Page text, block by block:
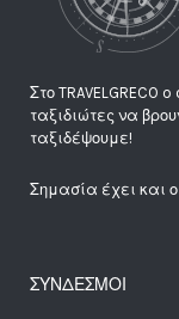
Στο TRAVELGRECO
ταξιδιώτες να
ταξιδέψουμε!
Σημασία έχει και
ΣΥΝΔΕΣΜΟΙ